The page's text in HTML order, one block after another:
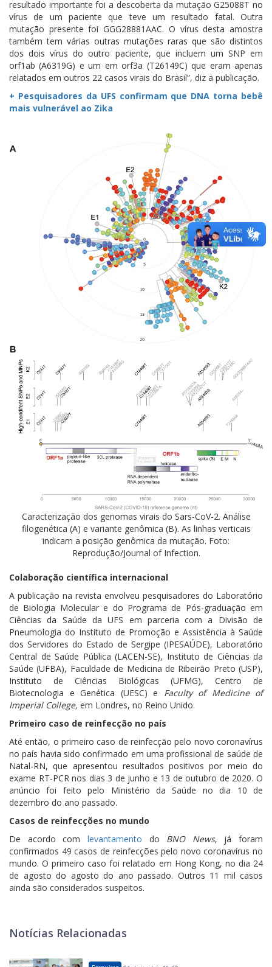
resultado importante foi a descoberta da mutação G25088T no
vírus de um paciente que teve um resultado fatal. Outra
mutação presente foi GGG28881AAC. O vírus desta amostra
também tem várias outras mutações raras que são distintos
dos dois vírus do outro paciente, que incluem um SNP em
orf1ab (A6319G) e um em orf3a (T26149C) que eram apenas
relatados em outros 22 casos virais do Brasil”, diz a publicação.
+ Pesquisadores da UFS confirmam que DNA torna bebê
mais vulnerável ao Zika
Caracterização dos genomas virais do Sars-CoV-2. Análise
filogenética (A) e variante genômica (B). As linhas verticais
indicam a posição genômica da mutação. Foto:
Reprodução/Journal of Infection.
Colaboração científica internacional
A publicação na revista envolveu pesquisadores do Laboratório
de Biologia Molecular e do Programa de Pós-graduação em
Ciências da Saúde da UFS em parceria com a Divisão de
Pneumologia do Instituto de Promoção e Assistência à Saúde
dos Servidores do Estado de Sergipe (IPESAÚDE), Laboratório
Central de Saúde Pública (LACEN-SE), Instituto de Ciências da
Saúde (UFBA), Faculdade de Medicina de Ribeirão Preto (USP),
Instituto de Ciências Biológicas (UFMG), Centro de
Biotecnologia e Genética (UESC) e Faculty of Medicine of
Imperial College, em Londres, no Reino Unido.
Primeiro caso de reinfecção no país
Até então, o primeiro caso de reinfecção pelo novo coronavírus
no país havia sido confirmado em uma profissional de saúde de
Natal-RN, que apresentou resultados positivos por meio do
exame RT-PCR nos dias 3 de junho e 13 de outubro de 2020. O
anúncio foi feito pelo Ministério da Saúde no dia 10 de
dezembro do ano passado.
Casos de reinfecções no mundo
De acordo com levantamento do BNO News, já foram
confirmados 49 casos de reinfecções pelo novo coronavírus no
mundo. O primeiro caso foi relatado em Hong Kong, no dia 24
de agosto do agosto do ano passado. Outros 11 mil casos
ainda são considerados suspeitos.
Notícias Relacionadas